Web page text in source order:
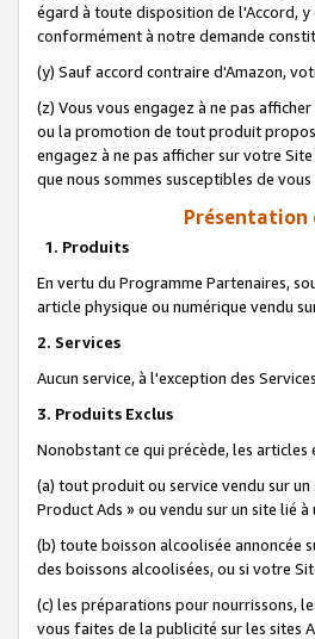
égard à toute disposition de l'Accord,
conformément à notre demande
(y) Sauf accord contraire d'Amazon,
(z) Vous vous engagez à ne pas
ou la promotion de tout produit
engagez à ne pas afficher sur votre
que nous sommes susceptibles de
Présentation
1. Produits
En vertu du Programme Partenaires,
article physique ou numérique vendu
2. Services
Aucun service, à l'exception des
3. Produits Exclus
Nonobstant ce qui précède, les
(a) tout produit ou service vendu sur
Product Ads » ou vendu sur un site lié
(b) toute boisson alcoolisée annoncée
des boissons alcoolisées, ou si votre
(c) les préparations pour nourrissons,
vous faites de la publicité sur les sites